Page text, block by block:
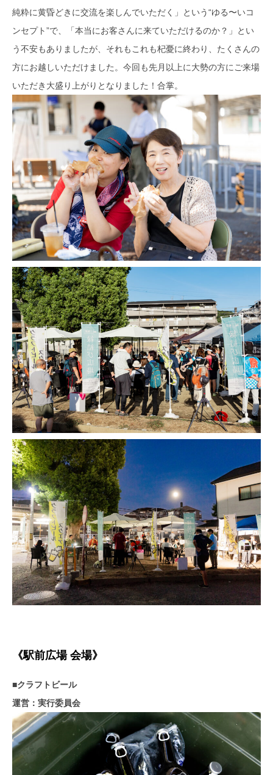
純粋に黄昏どきに交流を楽しんでいただく」という“ゆる〜いコ
ンセプト”で、「本当にお客さんに来ていただけるのか？」とい
う不安もありましたが、それもこれも杞憂に終わり、たくさんの
方にお越しいただけました。今回も先月以上に大勢の方にご来場
いただき大盛り上がりとなりました！合掌。
《駅前広場 会場》
■クラフトビール
運営：実行委員会